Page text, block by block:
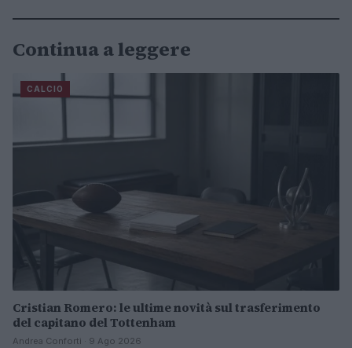
Continua a leggere
CALCIO
Cristian Romero: le ultime novità sul trasferimento
del capitano del Tottenham
Andrea Conforti · 9 Ago 2026